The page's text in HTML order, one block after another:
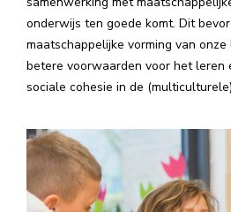
onderwijs ten goede komt. Dit
maatschappelijke vorming van
betere voorwaarden voor het leren
sociale cohesie in de